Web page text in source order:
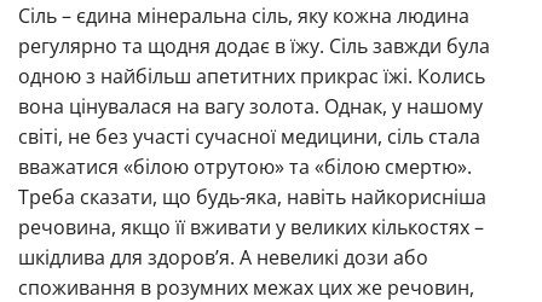
Сіль – єдина мінеральна сіль, яку кожна людина
регулярно та щодня додає в їжу. Сіль завжди була
одною з найбільш апетитних прикрас їжі. Колись
вона цінувалася на вагу золота. Однак, у нашому
світі, не без участі сучасної медицини, сіль стала
вважатися «білою отрутою» та «білою смертю».
Треба сказати, що будь-яка, навіть найкорисніша
речовина, якщо її вживати у великих кількостях –
шкідлива для здоров’я. А невеликі дози або
споживання в розумних межах цих же речовин,